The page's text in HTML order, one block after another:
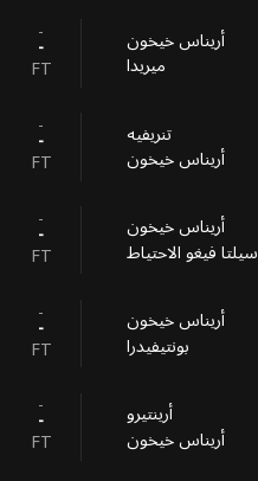
--
FT
أريناس خيخون
ميريدا
--
FT
تنريفيه
أريناس خيخون
--
FT
أريناس خيخون
سيلتا فيغو الاحتياط
--
FT
أريناس خيخون
بونتيفيدرا
--
FT
أرينتيرو
أريناس خيخون